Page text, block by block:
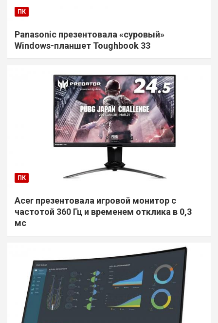
ПК
Panasonic презентовала «суровый»
Windows-планшет Toughbook 33
ПК
Acer презентовала игровой монитор с
частотой 360 Гц и временем отклика в 0,3
мс